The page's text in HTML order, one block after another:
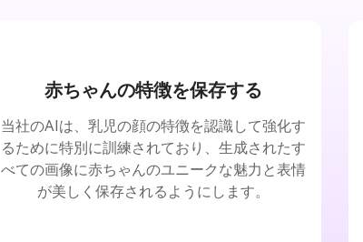
赤ちゃんの特徴を保存する
当社のAIは、乳児の顔の特徴を認識して強化す
るために特別に訓練されており、生成されたす
べての画像に赤ちゃんのユニークな魅力と表情
が美しく保存されるようにします。